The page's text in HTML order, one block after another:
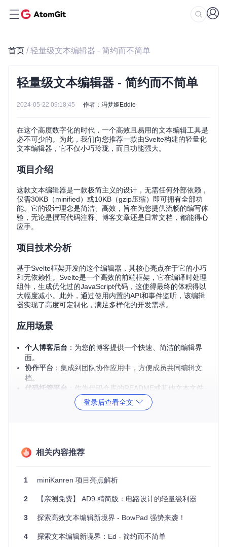
首页 / 轻量级文本编辑器 - 简约而不简单
轻量级文本编辑器 - 简约而不简单
2024-05-22 09:18:45 作者：冯梦姬Eddie
在这个高度数字化的时代，一个高效且易用的文本编辑工具是
必不可少的。为此，我们向您推荐一款由Svelte构建的轻量化
文本编辑器，它不仅小巧玲珑，而且功能强大。
项目介绍
这款文本编辑器是一款极简主义的设计，无需任何外部依赖，
仅需30KB（minified）或10KB（gzip压缩）即可拥有全部功
能。它的设计理念是简洁、高效，旨在为您提供流畅的编写体
验，无论是撰写代码注释、博客文章还是日常文档，都能得心
应手。
项目技术分析
基于Svelte框架开发的这个编辑器，其核心亮点在于它的小巧
和无依赖性。Svelte是一个高效的前端框架，它在编译时处理
组件，生成优化过的JavaScript代码，这使得最终的体积得以
大幅度减小。此外，通过使用内置的API和事件监听，该编辑
器实现了高度可定制化，满足多样化的开发需求。
应用场景
个人博客后台 ：为您的博客提供一个快速、简洁的编辑界
面。
协作平台 ：集成到团队协作应用中，方便成员共同编辑文
档。
代码托管平台 ：作为代码仓库的README或其他文本文件
：在线作业提交、笔记编辑等场景下，提供便捷的
零依赖：纯Svelte构建，简化部署，降低维护成本。
能，并可调整按钮顺序。
令、getHtml获取HTML、 on:change 监听变化等。
适应性强
：支持Svelte直接导入，与其他Svelte应用无缝融
合。
登录后查看全文
相关内容推荐
1 miniKanren 项目亮点解析
2 【亲测免费】 AD9 精简版：电路设计的轻量级利器
3 探索高效文本编辑新境界 - BowPad 强势来袭！
4 探索文本编辑新境界：Ed - 简约而不简单